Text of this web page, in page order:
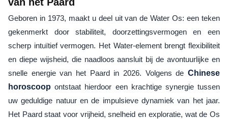
Geboren in 1973, maakt u deel uit van de Water Os: een teken
gekenmerkt door stabiliteit, doorzettingsvermogen en een
scherp intuïtief vermogen. Het Water-element brengt flexibiliteit
en diepe wijsheid, die naadloos aansluit bij de avontuurlijke en
snelle energie van het Paard in 2026. Volgens de Chinese
horoscoop ontstaat hierdoor een krachtige synergie tussen
uw geduldige natuur en de impulsieve dynamiek van het jaar.
Het Paard staat voor vrijheid, snelheid en exploratie, wat de Os